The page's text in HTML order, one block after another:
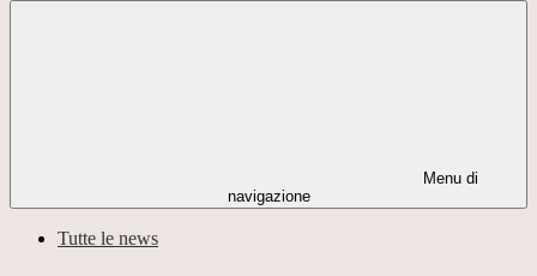
Menu di
navigazione
Tutte le news